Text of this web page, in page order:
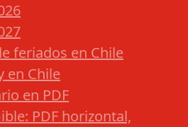
feriados en Chile
en Chile
en PDF
PDF horizontal,